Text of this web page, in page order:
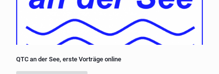
QTC an der See, erste Vorträge online